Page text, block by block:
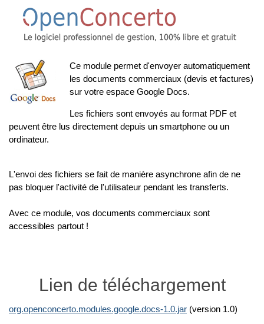
Ce module permet d'envoyer automatiquement
les documents commerciaux (devis et factures)
sur votre espace Google Docs.
Les fichiers sont envoyés au format PDF et
peuvent être lus directement depuis un smartphone ou un
ordinateur.
L'envoi des fichiers se fait de manière asynchrone afin de ne
pas bloquer l'activité de l'utilisateur pendant les transferts.
Avec ce module, vos documents commerciaux sont
accessibles partout !
Lien de téléchargement
org.openconcerto.modules.google.docs-1.0.jar (version 1.0)